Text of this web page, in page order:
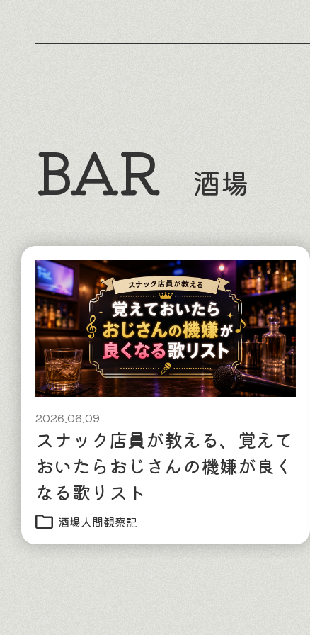
BAR 酒場
2026.06.09
スナック店員が教える、覚えて
おいたらおじさんの機嫌が良く
なる歌リスト
酒場人間観察記